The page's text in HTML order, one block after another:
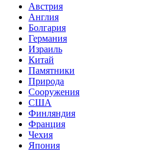
Австрия
Англия
Болгария
Германия
Израиль
Китай
Памятники
Природа
Сооружения
США
Финляндия
Франция
Чехия
Япония